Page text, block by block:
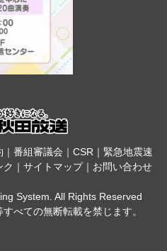
｜ 番組審議会 ｜ CSR｜ 緊急地震速
ク ｜ サイトマップ｜ お問い合わせ
System. All Rights Reserved
べての無断転載を禁じます。